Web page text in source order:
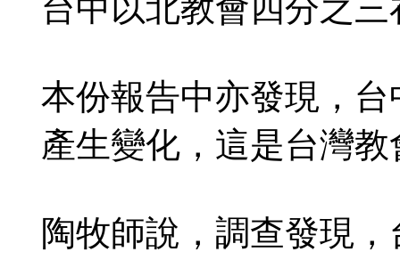
台中以北教會四分之
本份報告中亦發現，
產生變化，這是台灣
陶牧師說，調查發現